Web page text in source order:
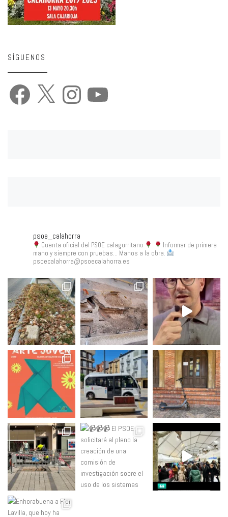
SÍGUENOS
Facebook Instagram YouTube
psoe_calahorra
Cuenta oficial del PSOE calagurritano
Informar de primera
mano y siempre con pruebas... Manos a la obra.
psoecalahorra@psoecalahorra.es